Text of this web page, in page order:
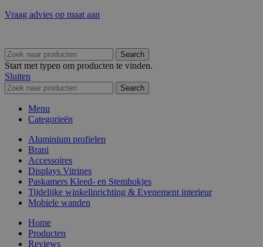
Vraag advies op maat aan
Search
Start met typen om producten te vinden.
Sluiten
Search
Menu
Categorieën
Aluminium profielen
Brani
Accessoires
Displays Vitrines
Paskamers Kleed- en Stemhokjes
Tijdelijke winkelinrichting & Evenement interieur
Mobiele wanden
Home
Producten
Reviews